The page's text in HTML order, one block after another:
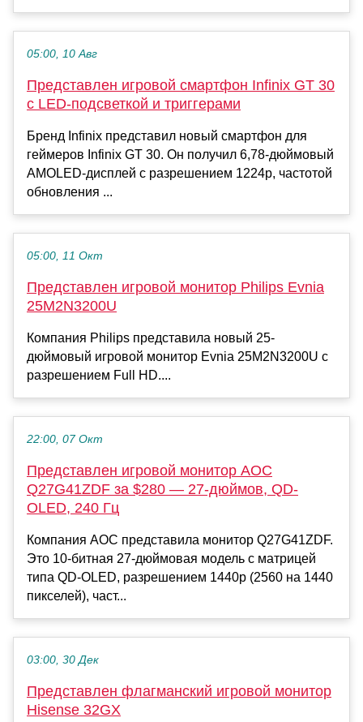
05:00, 10 Авг
Представлен игровой смартфон Infinix GT 30
с LED-подсветкой и триггерами
Бренд Infinix представил новый смартфон для
геймеров Infinix GT 30. Он получил 6,78-дюймовый
AMOLED-дисплей с разрешением 1224p, частотой
обновления ...
05:00, 11 Окт
Представлен игровой монитор Philips Evnia
25M2N3200U
Компания Philips представила новый 25-
дюймовый игровой монитор Evnia 25M2N3200U с
разрешением Full HD....
22:00, 07 Окт
Представлен игровой монитор AOC
Q27G41ZDF за $280 — 27-дюймов, QD-
OLED, 240 Гц
Компания AOC представила монитор Q27G41ZDF.
Это 10-битная 27-дюймовая модель с матрицей
типа QD-OLED, разрешением 1440p (2560 на 1440
пикселей), част...
03:00, 30 Дек
Представлен флагманский игровой монитор
Hisense 32GX